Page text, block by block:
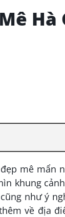
Hà
mê mẩn
khung
như ý
về địa